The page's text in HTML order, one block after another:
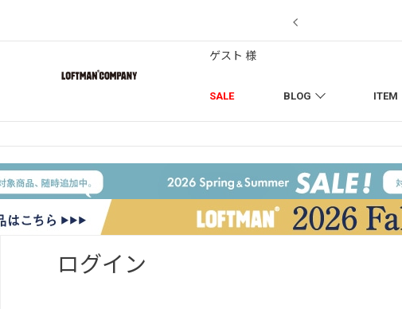
SALE BLOG ITEM
ゲスト 様
ログイン